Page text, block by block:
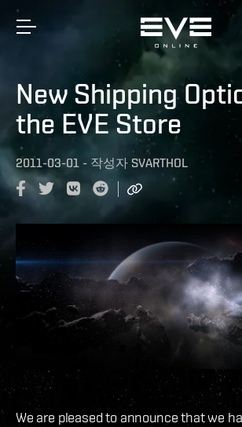
New Shipping
the EVE Store
2011-03-01 - 작성자 SVARTHOL
We are pleased to announce that we